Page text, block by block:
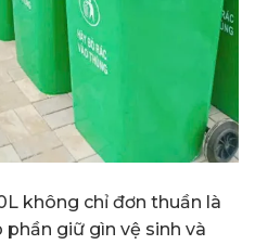
không chỉ đơn thuần là
phần giữ gìn vệ sinh và